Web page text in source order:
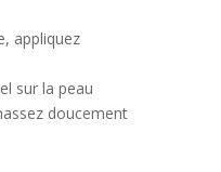
appliquez
sur la peau
doucement